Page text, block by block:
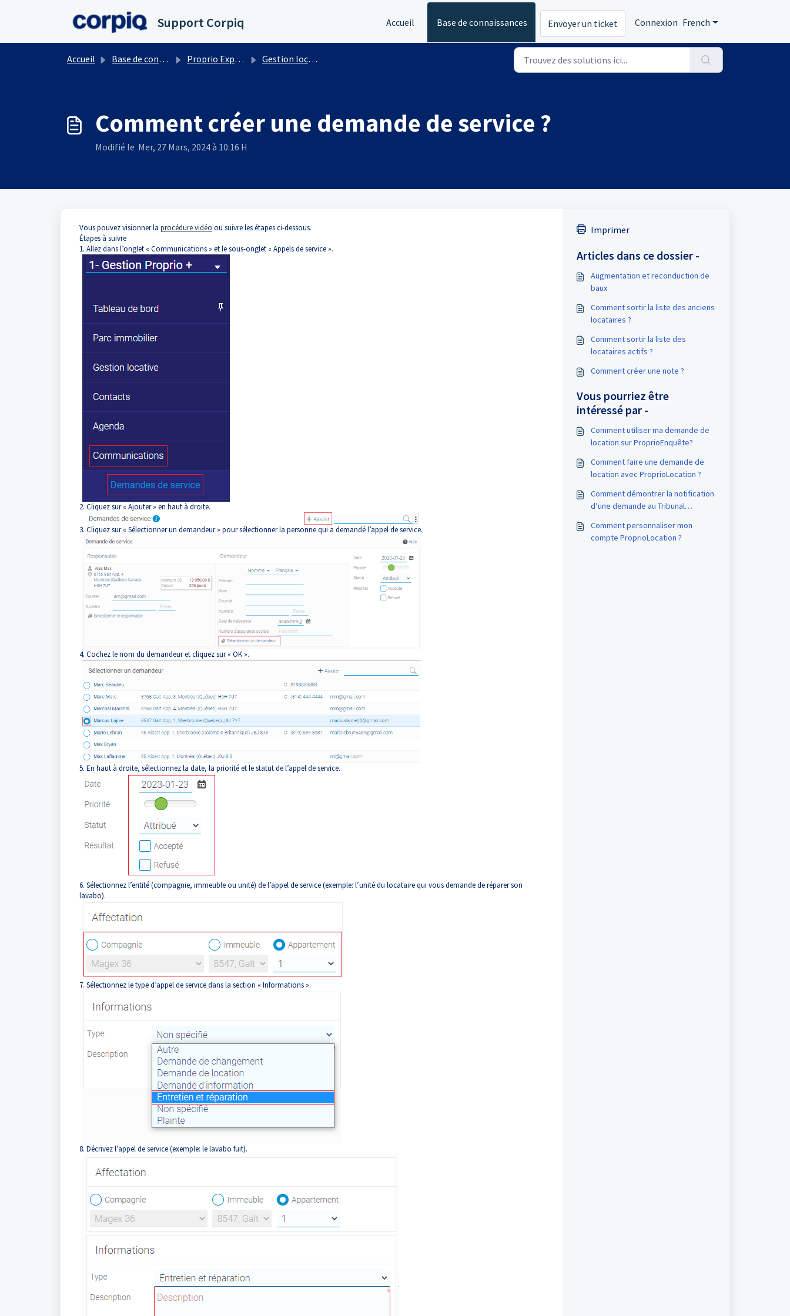
Support Corpiq Accueil Base de connaissances Envoyer un ticket Connexion French
Accueil Base de connaissances Proprio Expert Gestion locative
Comment créer une demande de service ?
Modifié le Mer, 27 Mars, 2024 à 10:16 H
Vous pouvez visionner la procédure vidéo ou suivre les étapes ci-dessous.
Étapes à suivre
1. Allez dans l’onglet « Communications » et le sous-onglet « Appels de service ».
2. Cliquez sur « Ajouter » en haut à droite.
3. Cliquez sur « Sélectionner un demandeur » pour sélectionner la personne qui a demandé l’appel de service.
4. Cochez le nom du demandeur et cliquez sur « OK ».
5. En haut à droite, sélectionnez la date, la priorité et le statut de l’appel de service.
6. Sélectionnez l’entité (compagnie, immeuble ou unité) de l’appel de service (exemple: l’unité du locataire qui vous demande de réparer son
lavabo).
7. Sélectionnez le type d’appel de service dans la section « Informations ».
8. Décrivez l’appel de service (exemple: le lavabo fuit).
Imprimer
Articles dans ce dossier -
Augmentation et reconduction de
baux
Comment sortir la liste des anciens
locataires ?
Comment sortir la liste des
locataires actifs ?
Comment créer une note ?
Vous pourriez être
intéressé par -
Comment utiliser ma demande de
location sur ProprioEnquête?
Comment faire une demande de
location avec ProprioLocation ?
Comment démontrer la notification
d’une demande au Tribunal
Comment personnaliser mon
compte ProprioLocation ?